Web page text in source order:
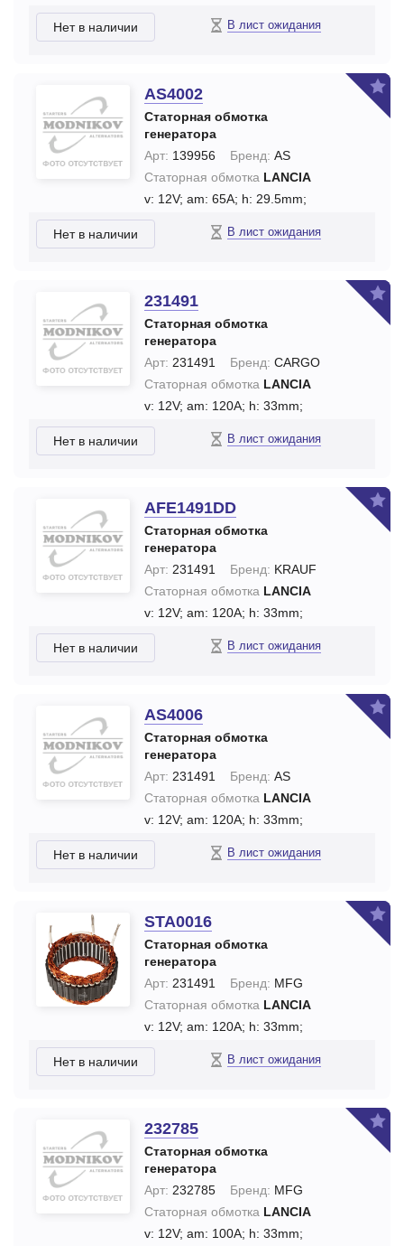
Нет в наличии В лист ожидания
AS4002
Статорная обмотка
генератора
Арт: 139956 Бренд: AS
Статорная обмотка LANCIA
v: 12V; am: 65A; h: 29.5mm;
Нет в наличии В лист ожидания
231491
Статорная обмотка
генератора
Арт: 231491 Бренд: CARGO
Статорная обмотка LANCIA
v: 12V; am: 120A; h: 33mm;
Нет в наличии В лист ожидания
AFE1491DD
Статорная обмотка
генератора
Арт: 231491 Бренд: KRAUF
Статорная обмотка LANCIA
v: 12V; am: 120A; h: 33mm;
Нет в наличии В лист ожидания
AS4006
Статорная обмотка
генератора
Арт: 231491 Бренд: AS
Статорная обмотка LANCIA
v: 12V; am: 120A; h: 33mm;
Нет в наличии В лист ожидания
STA0016
Статорная обмотка
генератора
Арт: 231491 Бренд: MFG
Статорная обмотка LANCIA
v: 12V; am: 120A; h: 33mm;
Нет в наличии В лист ожидания
232785
Статорная обмотка
генератора
Арт: 232785 Бренд: MFG
Статорная обмотка LANCIA
v: 12V; am: 100A; h: 33mm;